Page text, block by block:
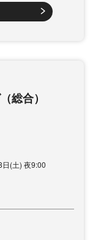
総合）
(土) 夜9:00